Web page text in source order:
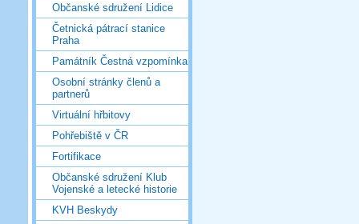
Občanské sdružení Lidice
Četnická pátrací stanice
Praha
Památník Čestná vzpomínka
Osobní stránky členů a
partnerů
Virtuální hřbitovy
Pohřebiště v ČR
Fortifikace
Občanské sdružení Klub
Vojenské a letecké historie
KVH Beskydy